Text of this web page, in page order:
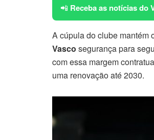
📲 Receba as notícias do
A cúpula do clube mantém
Vasco segurança para
com essa margem
uma renovação até 2030.